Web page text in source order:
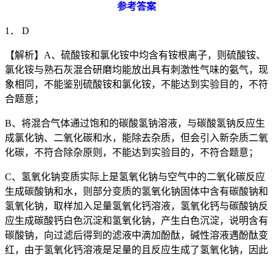
参考答案
1． D
【解析】A、硫酸铵和氯化铵中均含有铵根离子，则硫酸铵、
氯化铵与熟石灰混合研磨均能放出具有刺激性气味的氨气，现
象相同，不能鉴别硫酸铵和氯化铵，不能达到实验目的，不符
合题意；
B、将混合气体通过饱和的碳酸氢钠溶液，与碳酸氢钠反应生
成氯化钠、二氧化碳和水，能除去杂质，但会引入新杂质二氧
化碳，不符合除杂原则，不能达到实验目的，不符合题意；
C、氢氧化钠变质实际上是氢氧化钠与空气中的二氧化碳反应
生成碳酸钠和水，则部分变质的氢氧化钠固体中含有碳酸钠和
氢氧化钠，取样加入足量氢氧化钙溶液，氢氧化钙与碳酸钠反
应生成碳酸钙白色沉淀和氢氧化钠，产生白色沉淀，说明含有
碳酸钠，向过滤后得到的滤液中滴加酚酞，碱性溶液遇酚酞变
红，由于氢氧化钙溶液是足量的且反应生成了氢氧化钠，因此